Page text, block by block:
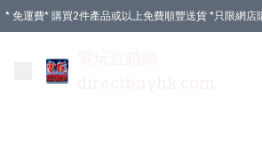
* 免運費* 購買2件產品或以上免費順豐送貨 *只限網店